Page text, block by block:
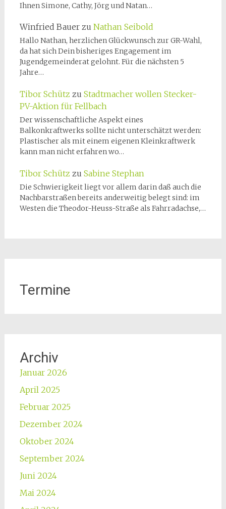
Ihnen Simone, Cathy, Jörg und Natan…
Winfried Bauerzu Nathan Seibold
Hallo Nathan, herzlichen Glückwunsch zur GR-Wahl,
da hat sich Dein bisheriges Engagement im
Jugendgemeinderat gelohnt. Für die nächsten 5
Jahre…
Tibor Schütz zu Stadtmacher wollen Stecker-
PV-Aktion für Fellbach
Der wissenschaftliche Aspekt eines
Balkonkraftwerks sollte nicht unterschätzt werden:
Plastischer als mit einem eigenen Kleinkraftwerk
kann man nicht erfahren wo…
Tibor Schütz zu Sabine Stephan
Die Schwierigkeit liegt vor allem darin daß auch die
Nachbarstraßen bereits anderweitig belegt sind: im
Westen die Theodor-Heuss-Straße als Fahrradachse,…
Termine
Archiv
Januar 2026
April 2025
Februar 2025
Dezember 2024
Oktober 2024
September 2024
Juni 2024
Mai 2024